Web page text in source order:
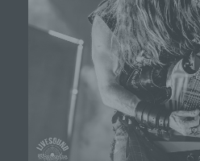
h)
Auftragsverarbeiter ist
juristische Person,
andere Stelle, die
Auftrag des
i) Empfänger